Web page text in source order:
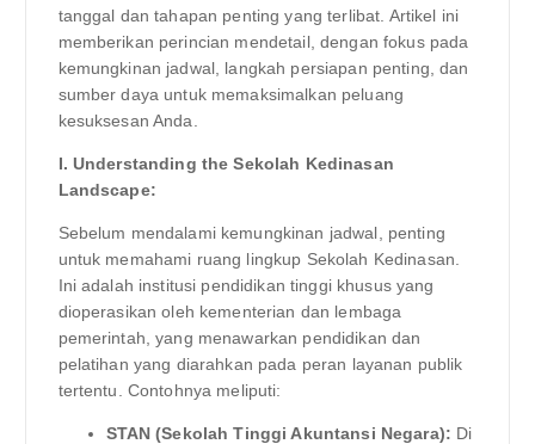
tanggal dan tahapan penting yang terlibat. Artikel ini
memberikan perincian mendetail, dengan fokus pada
kemungkinan jadwal, langkah persiapan penting, dan
sumber daya untuk memaksimalkan peluang
kesuksesan Anda.
I. Understanding the Sekolah Kedinasan
Landscape:
Sebelum mendalami kemungkinan jadwal, penting
untuk memahami ruang lingkup Sekolah Kedinasan.
Ini adalah institusi pendidikan tinggi khusus yang
dioperasikan oleh kementerian dan lembaga
pemerintah, yang menawarkan pendidikan dan
pelatihan yang diarahkan pada peran layanan publik
tertentu. Contohnya meliputi:
STAN (Sekolah Tinggi Akuntansi Negara): Di